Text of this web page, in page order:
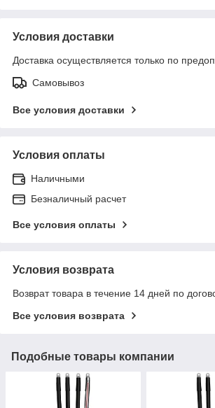
Условия доставки
Доставка осуществляется только по
Самовывоз
Все условия доставки
Условия оплаты
Наличными
Безналичный расчет
Все условия оплаты
Условия возврата
Возврат товара в течение 14 дней по
Все условия возврата
Подобные товары компании